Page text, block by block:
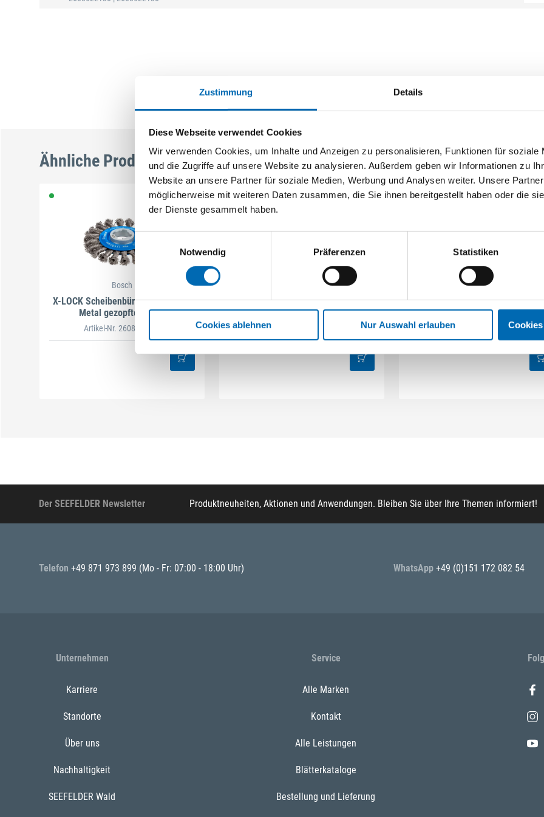
Zustimmung Details
Diese Webseite verwendet Cookies
Wir verwenden Cookies, um Inhalte und Anzeigen zu personalisieren, Funktionen für soziale
und die Zugriffe auf unsere Website zu analysieren. Außerdem geben wir Informationen zu
Website an unsere Partner für soziale Medien, Werbung und Analysen weiter. Unsere
möglicherweise mit weiteren Daten zusammen, die Sie ihnen bereitgestellt haben oder die
der Dienste gesammelt haben.
Einwilligungsauswahl
Notwendig
Präferenzen Statistiken
Cookies ablehnen Nur Auswahl erlauben
Ähnliche Produkte
Bosch
X-LOCK Scheibenbürsten Heavy for
Metal gezopfter Draht
Artikel-Nr. 2608620731
X-LOCK Scheibenbürsten Clean for
Metal gewellter Draht
Artikel-Nr. 2608620732
Bosch
X-LOCK Scheibenbürsten Heavy
Inox gezopfter Draht
Artikel-Nr. 2608620733
Der SEEFELDER Newsletter Produktneuheiten, Aktionen und Anwendungen. Bleiben Sie über Ihre Themen informiert!
Telefon +49 871 973 899 (Mo - Fr: 07:00 - 18:00 Uhr) WhatsApp +49 (0)151 172 082 54
Unternehmen
Karriere
Standorte
Über uns
Nachhaltigkeit
SEEFELDER Wald
Service
Alle Marken
Kontakt
Alle Leistungen
Blätterkataloge
Bestellung und Lieferung